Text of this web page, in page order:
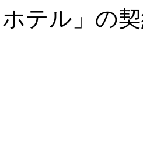
テル」の